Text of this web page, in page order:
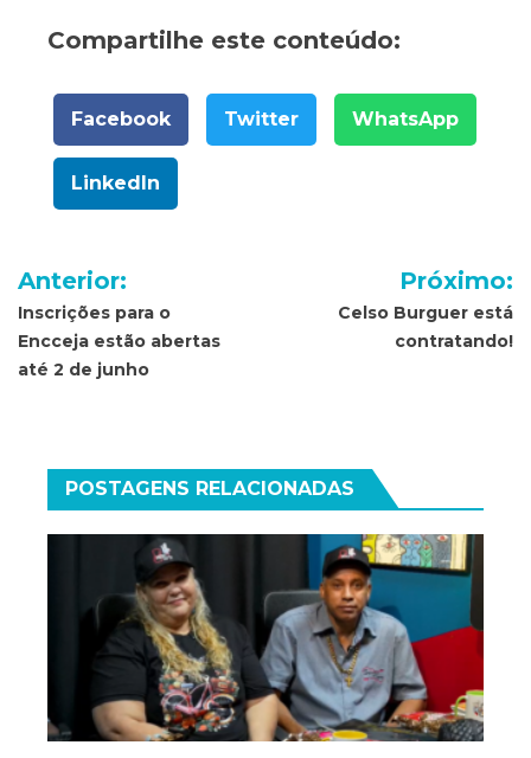
Compartilhe este conteúdo:
Facebook Twitter WhatsApp
LinkedIn
Navegação
de
Post
Anterior:
Inscrições para o
Encceja estão abertas
até 2 de junho
Próximo:
Celso Burguer está
contratando!
POSTAGENS RELACIONADAS